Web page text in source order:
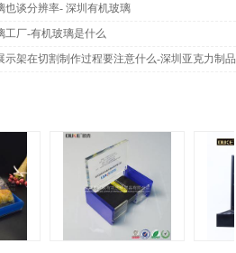
也谈分辨率- 深圳有机玻璃
工厂-有机玻璃是什么
示架在切割制作过程要注意什么-深圳亚克力制品